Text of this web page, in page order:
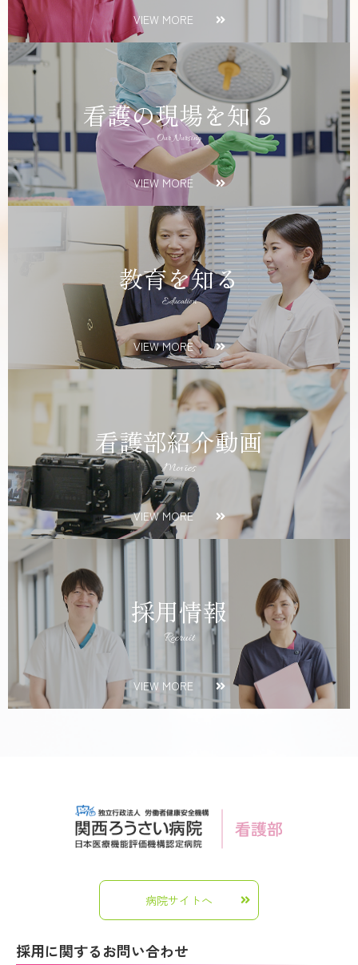
VIEW MORE
看護の現場を知る
Our Nursing
VIEW MORE
教育を知る
Education
VIEW MORE
看護部紹介動画
Movies
VIEW MORE
採用情報
Recruit
VIEW MORE
病院サイトへ
採用に関するお問い合わせ